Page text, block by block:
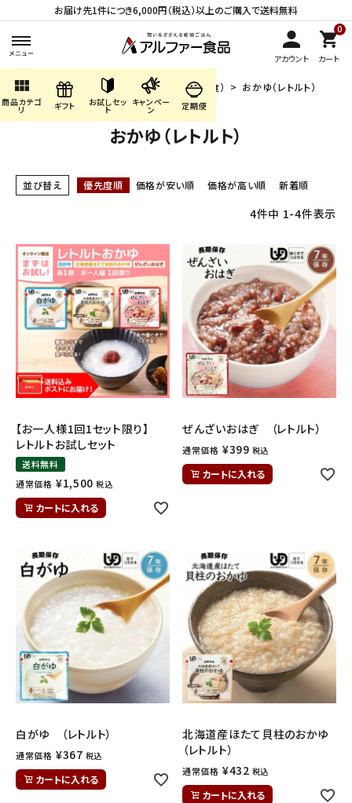
お届け先1件につき6,000円（税込）以上のご購入で送料無料
アカウント
0
カート
view_module
商品カテゴ
リ ギフト お試しセッ
ト
キャンペー
ン 定期便
search
ようこそ ゲスト 様
商品カテゴリから探す
キャンペーン・季節商品・
数量限定から探す
ギフトから探す
定期便から探す
出雲のおもてなしシリーズから探す
まごころお赤飯・その他から探す
コンテンツ
お知らせ
読み物
ご利用ガイド
プライバシーポリシー
HOME 商品カテゴリ 長期保存食（非常食） おかゆ（レトルト）
おかゆ（レトルト）
並び替え 優先度順 価格が安い順 価格が高い順 新着順
4件中 1-4件表示
【お一人様1回1セット限り】
レトルトお試しセット
送料無料
通常価格 ¥1,500 税込
カートに入れる
ぜんざいおはぎ （レトルト）
通常価格 ¥399 税込
カートに入れる
白がゆ （レトルト）
通常価格 ¥367 税込
カートに入れる
北海道産ほたて貝柱のおかゆ
（レトルト）
通常価格 ¥432 税込
カートに入れる